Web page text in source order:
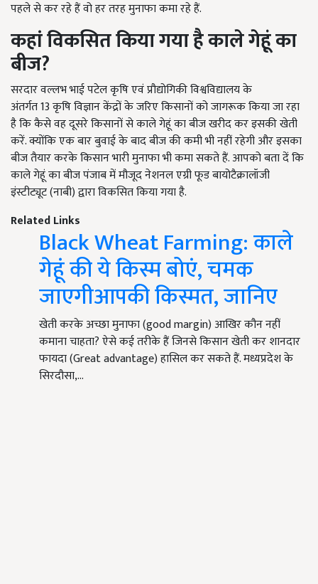
पहले से कर रहे हैं वो हर तरह मुनाफा कमा रहे हैं.
कहां विकसित किया गया है काले गेहूं का
बीज?
सरदार वल्लभ भाई पटेल कृषि एवं प्रौद्योगिकी विश्वविद्यालय के
अंतर्गत13कृषि विज्ञान केंद्रों के जरिए किसानोंको जागरूक किया जा रहा
है कि कैसे वह दूसरे किसानों से काले गेहूं का बीज खरीद कर इसकी खेती
करें. क्योंकि एक बार बुवाई के बाद बीज की कमी भी नहीं रहेगी और इसका
बीज तैयार करके किसान भारी मुनाफा भी कमा सकते हैं. आपको बता दें कि
काले गेहूं का बीज पंजाब में मौजूद नेशनल एग्री फूड बायोटैक्रालॉजी
इंस्टीट्यूट (नाबी) द्वारा विकसित किया गया है.
Related Links
Black Wheat Farming: काले
गेहूं की ये किस्म बोएं, चमक
जाएगीआपकी किस्मत, जानिए
खेती करके अच्छा मुनाफा (good margin) आखिर कौन नहीं
कमाना चाहता? ऐसे कई तरीके हैं जिनसे किसान खेती कर शानदार
फायदा (Great advantage) हासिल कर सकते हैं. मध्यप्रदेश के
सिरदौसा,…